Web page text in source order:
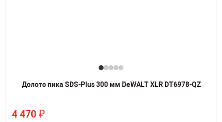
Долото пика SDS-Plus 300 мм DeWALT XLR DT6978-QZ
4 470 ₽